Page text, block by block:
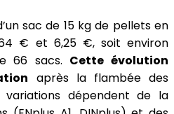
sac de 15 kg de pellets en
€ et 6,25 €, soit environ
66 sacs. Cette évolution
après la flambée des
variations dépendent de la